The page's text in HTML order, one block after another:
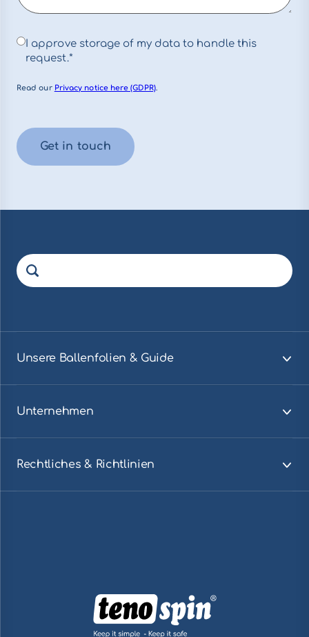
I approve storage of my data to handle this
request.*
Read our Privacy notice here (GDPR).
Get in touch
Unsere Ballenfolien & Guide
Unternehmen
Rechtliches & Richtlinien